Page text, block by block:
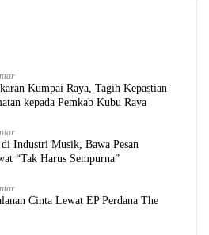
Kumpai Raya, Tagih Kepastian
kepada Pemkab Kubu Raya
Industri Musik, Bawa Pesan
“Tak Harus Sempurna”
Cinta Lewat EP Perdana The